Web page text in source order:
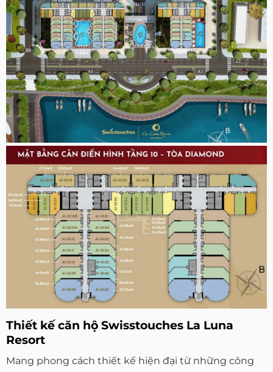
Thiết kế căn hộ Swisstouches La Luna
Resort
Mang phong cách thiết kế hiện đại từ những công